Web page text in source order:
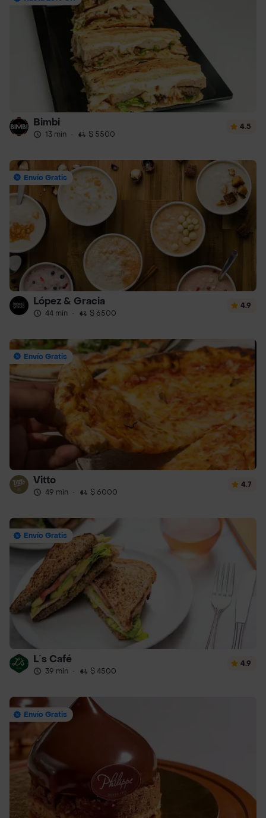
Bimbi
13 min · $ 5500
4.5
Envío Gratis
López & Gracia
44 min · $ 6500
4.9
Envío Gratis
Vitto
49 min · $ 6000
4.7
Envío Gratis
L´s Café
39 min · $ 4500
4.9
Envío Gratis